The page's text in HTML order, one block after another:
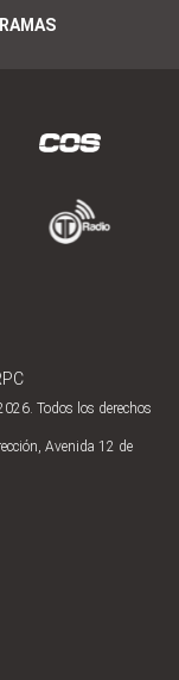
Todos los derechos
Avenida 12 de